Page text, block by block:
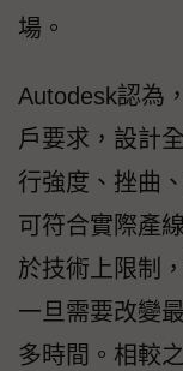
場。
Autodesk認為
戶要求，設計
行強度、挫曲
可符合實際產
於技術上限制
一旦需要改變
多時間。相較